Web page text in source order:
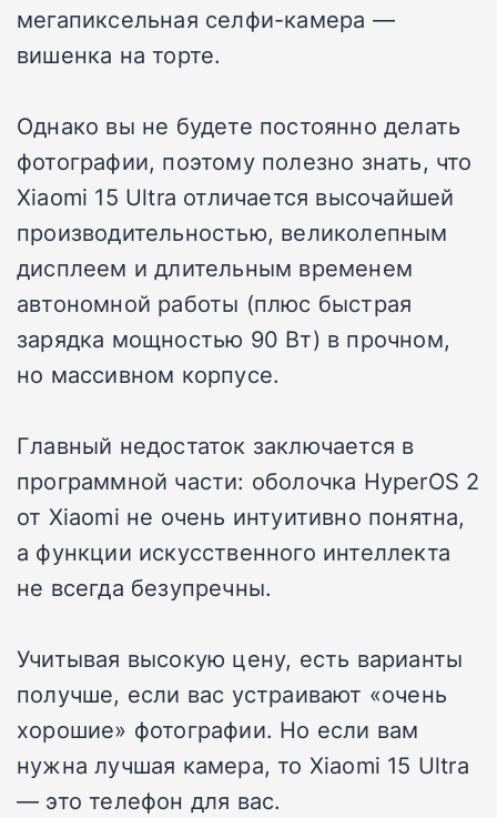
мегапиксельная селфи-камера —
вишенка на торте.
Однако вы не будете постоянно делать
фотографии, поэтому полезно знать, что
Xiaomi 15 Ultra отличается высочайшей
производительностью, великолепным
дисплеем и длительным временем
автономной работы (плюс быстрая
зарядка мощностью 90 Вт) в прочном,
но массивном корпусе.
Главный недостаток заключается в
программной части: оболочка HyperOS 2
от Xiaomi не очень интуитивно понятна,
а функции искусственного интеллекта
не всегда безупречны.
Учитывая высокую цену, есть варианты
получше, если вас устраивают «очень
хорошие» фотографии. Но если вам
нужна лучшая камера, то Xiaomi 15 Ultra
— это телефон для вас.